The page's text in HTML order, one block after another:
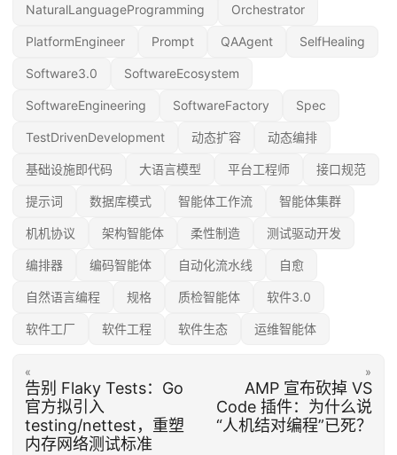
NaturalLanguageProgramming Orchestrator
PlatformEngineer Prompt QAAgent SelfHealing
Software3.0 SoftwareEcosystem
SoftwareEngineering SoftwareFactory Spec
TestDrivenDevelopment 动态扩容 动态编排
基础设施即代码 大语言模型 平台工程师 接口规范
提示词 数据库模式 智能体工作流 智能体集群
机机协议 架构智能体 柔性制造 测试驱动开发
编排器 编码智能体 自动化流水线 自愈
自然语言编程 规格 质检智能体 软件3.0
软件工厂 软件工程 软件生态 运维智能体
«
告别 Flaky Tests：Go
官方拟引入
testing/nettest，重塑
内存网络测试标准
»
AMP 宣布砍掉 VS
Code 插件：为什么说
“人机结对编程”已死？